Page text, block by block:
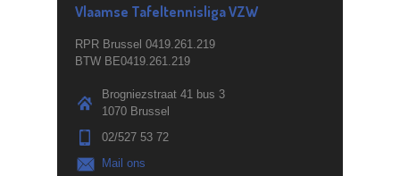
Vlaamse Tafeltennisliga VZW
RPR Brussel 0419.261.219
BTW BE0419.261.219
Brogniezstraat 41 bus 3
1070 Brussel
02/527 53 72
Mail ons